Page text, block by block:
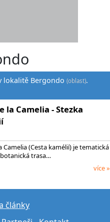
lokalitě Bergondo(oblast).
la Camelia - Stezka
Camelia (Cesta kamélií) je tematická
trasa…
více »
články